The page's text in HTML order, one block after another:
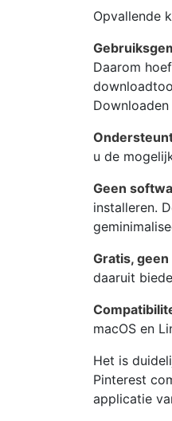
Opvallende
Daarom
u de
Geen
installeren.
Gratis,
daaruit
macOS en
Het is
Pinterest
applicatie